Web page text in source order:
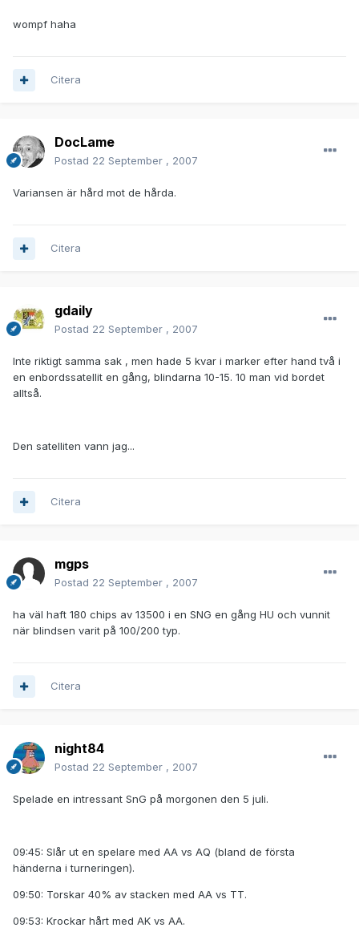
wompf haha
Citera
DocLame
Postad 22 September , 2007
Variansen är hård mot de hårda.
Citera
gdaily
Postad 22 September , 2007
Inte riktigt samma sak , men hade 5 kvar i marker efter hand två i
en enbordssatellit en gång, blindarna 10-15. 10 man vid bordet
alltså.
Den satelliten vann jag...
Citera
mgps
Postad 22 September , 2007
ha väl haft 180 chips av 13500 i en SNG en gång HU och vunnit
när blindsen varit på 100/200 typ.
Citera
night84
Postad 22 September , 2007
Spelade en intressant SnG på morgonen den 5 juli.
09:45: Slår ut en spelare med AA vs AQ (bland de första
händerna i turneringen).
09:50: Torskar 40% av stacken med AA vs TT.
09:53: Krockar hårt med AK vs AA.